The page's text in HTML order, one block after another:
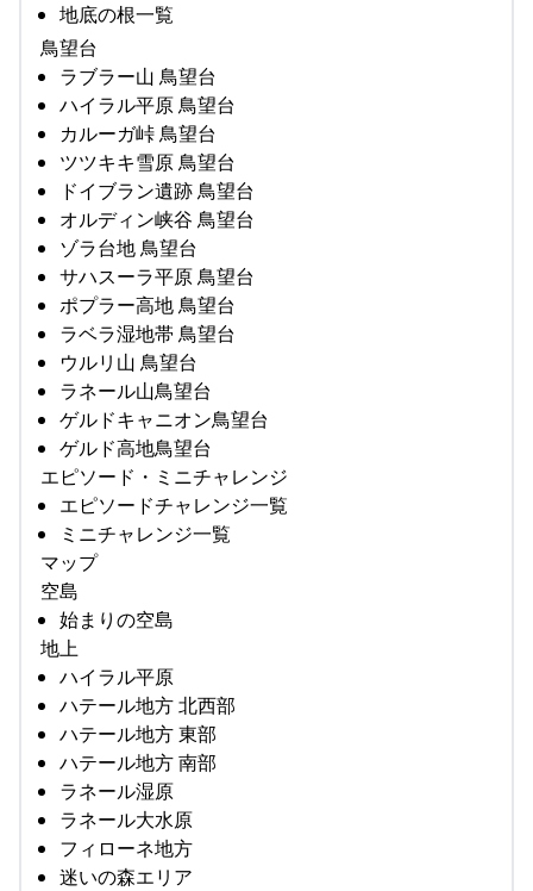
地底の根一覧
鳥望台
ラブラー山 鳥望台
ハイラル平原 鳥望台
カルーガ峠 鳥望台
ツツキキ雪原 鳥望台
ドイブラン遺跡 鳥望台
オルディン峡谷 鳥望台
ゾラ台地 鳥望台
サハスーラ平原 鳥望台
ポプラー高地 鳥望台
ラベラ湿地帯 鳥望台
ウルリ山 鳥望台
ラネール山鳥望台
ゲルドキャニオン鳥望台
ゲルド高地鳥望台
エピソード・ミニチャレンジ
エピソードチャレンジ一覧
ミニチャレンジ一覧
マップ
空島
始まりの空島
地上
ハイラル平原
ハテール地方 北西部
ハテール地方 東部
ハテール地方 南部
ラネール湿原
ラネール大水原
フィローネ地方
迷いの森エリア